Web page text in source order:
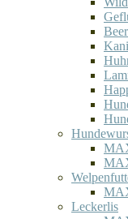
Leckerlis